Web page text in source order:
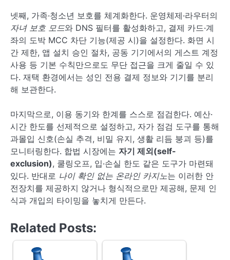
넷째, 가족·청소년 보호를 체계화한다. 운영체제·라우터의
자녀 보호 모드와 DNS 필터를 활성화하고, 결제 카드·계
좌의 도박 MCC 차단 기능(제공 시)을 설정한다. 화면 시
간 제한, 앱 설치 승인 절차, 공동 기기에서의 게스트 계정
사용 등 기본 수칙만으로도 무단 접근을 크게 줄일 수 있
다. 재택 환경에서는 성인 전용 결제 정보와 기기를 분리
해 보관한다.
마지막으로, 이용 동기와 한계를 스스로 점검한다. 예산·
시간 한도를 선제적으로 설정하고, 자가 점검 도구를 통해
과몰입 신호(손실 추격, 비밀 유지, 생활 리듬 붕괴 등)를
모니터링한다. 합법 시장에는 자기 제외(self-
exclusion), 쿨링오프, 입·손실 한도 같은 도구가 마련돼
있다. 반대로 나이 확인 없는 온라인 카지노는 이러한 안
전장치를 제공하지 않거나 형식적으로만 제공해, 문제 인
식과 개입의 타이밍을 놓치게 만든다.
Related Posts: